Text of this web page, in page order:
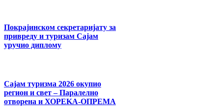
Покрајинском секретаријату за
привреду и туризам Сајам
уручио диплому
Сајам туризма 2026 окупио
регион и свет – Паралелно
отворена и ХОРЕKА-ОПРЕМА